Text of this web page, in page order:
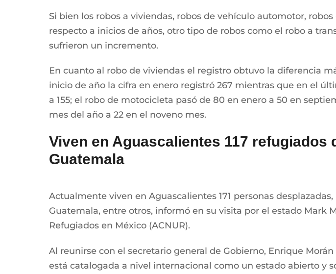
Si bien los robos a viviendas, robos de vehículo automotor,
respecto a inicios de años, otro tipo de robos como el robo a
sufrieron un incremento.
En cuanto al robo de viviendas el registro obtuvo la diferencia
inicio de año la cifra en enero registró 267 mientras que en el
a 155; el robo de motocicleta pasó de 80 en enero a 50 en
mes del año a 22 en el noveno mes.
Viven en Aguascalientes 117 refugiados
Guatemala
Actualmente viven en Aguascalientes 171 personas
Guatemala, entre otros, informó en su visita por el estado Mark
Refugiados en México (ACNUR).
Al reunirse con el secretario general de Gobierno, Enrique
está catalogada a nivel internacional como un estado abierto y